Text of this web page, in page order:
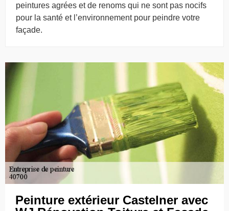
peintures agrées et de renoms qui ne sont pas nocifs
pour la santé et l’environnement pour peindre votre
façade.
Peinture extérieur Castelner avec